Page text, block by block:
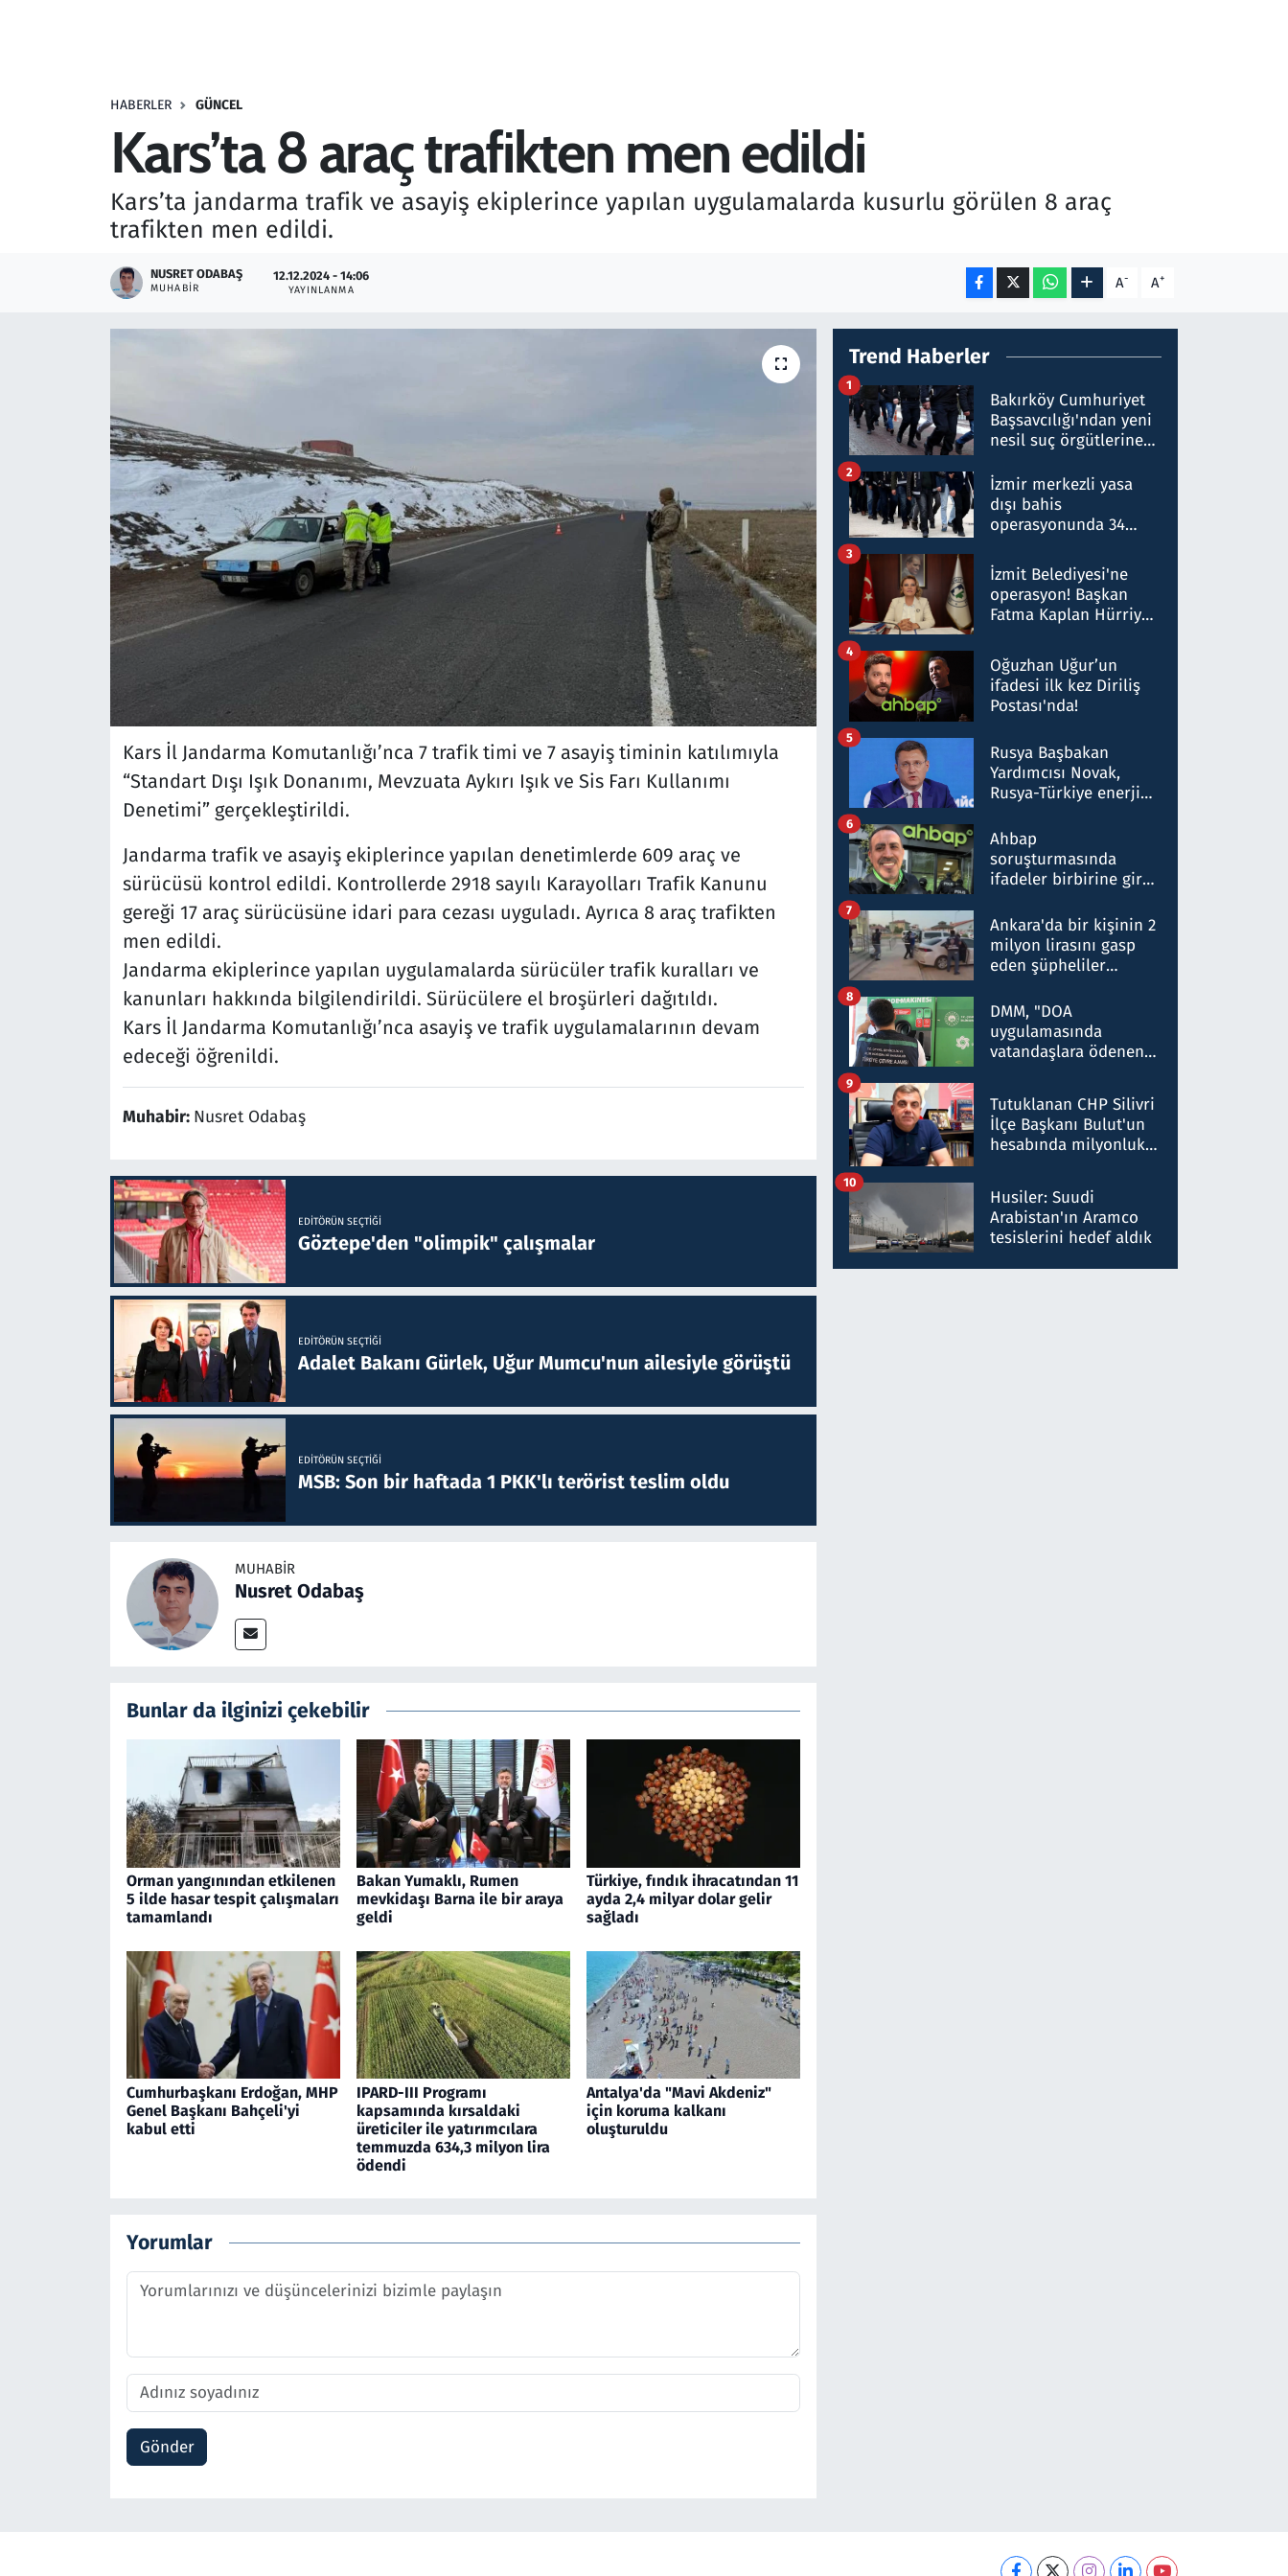
HABERLER GÜNCEL
Kars’ta 8 araç trafikten men edildi
Kars’ta jandarma trafik ve asayiş ekiplerince yapılan uygulamalarda kusurlu görülen 8 araç
trafikten men edildi.
NUSRET ODABAŞ
MUHABIR
12.12.2024 - 14:06
YAYINLANMA A- A+
Kars İl Jandarma Komutanlığı’nca 7 trafik timi ve 7 asayiş timinin katılımıyla
“Standart Dışı Işık Donanımı, Mevzuata Aykırı Işık ve Sis Farı Kullanımı
Denetimi” gerçekleştirildi.
Jandarma trafik ve asayiş ekiplerince yapılan denetimlerde 609 araç ve
sürücüsü kontrol edildi. Kontrollerde 2918 sayılı Karayolları Trafik Kanunu
gereği 17 araç sürücüsüne idari para cezası uyguladı. Ayrıca 8 araç trafikten
men edildi.
Jandarma ekiplerince yapılan uygulamalarda sürücüler trafik kuralları ve
kanunları hakkında bilgilendirildi. Sürücülere el broşürleri dağıtıldı.
Kars İl Jandarma Komutanlığı’nca asayiş ve trafik uygulamalarının devam
edeceği öğrenildi.
Muhabir: Nusret Odabaş
EDITÖRÜN SEÇTIĞI
Göztepe'den "olimpik" çalışmalar
EDITÖRÜN SEÇTIĞI
Adalet Bakanı Gürlek, Uğur Mumcu'nun ailesiyle görüştü
EDITÖRÜN SEÇTIĞI
MSB: Son bir haftada 1 PKK'lı terörist teslim oldu
MUHABIR
Nusret Odabaş
Bunlar da ilginizi çekebilir
Orman yangınından etkilenen
5 ilde hasar tespit çalışmaları
tamamlandı
Bakan Yumaklı, Rumen
mevkidaşı Barna ile bir araya
geldi
Türkiye, fındık ihracatından 11
ayda 2,4 milyar dolar gelir
sağladı
Cumhurbaşkanı Erdoğan, MHP
Genel Başkanı Bahçeli'yi
kabul etti
IPARD-III Programı
kapsamında kırsaldaki
üreticiler ile yatırımcılara
temmuzda 634,3 milyon lira
ödendi
Antalya'da "Mavi Akdeniz"
için koruma kalkanı
oluşturuldu
Yorumlar
Gönder
Trend Haberler
Bakırköy Cumhuriyet
Başsavcılığı'ndan yeni
nesil suç örgütlerine
hakkında gözaltı kararı
1
İzmir merkezli yasa
dışı bahis
operasyonunda 34
Milyar liralık para
trafiği tespit edildi
2
İzmit Belediyesi'ne
operasyon! Başkan
Fatma Kaplan Hürriyet
3
Oğuzhan Uğur’un
ifadesi ilk kez Diriliş
Postası'nda!
4
Rusya Başbakan
Yardımcısı Novak,
Rusya-Türkiye enerji
nitelikte olduğunu
belirtti
5
Ahbap
soruşturmasında
ifadeler birbirine girdi:
ifadelerinden ortaya
çıkan tablo şok etti
6
Ankara'da bir kişinin 2
milyon lirasını gasp
eden şüpheliler
7
DMM, "DOA
uygulamasında
vatandaşlara ödenen
düşürüldüğü" iddiasını
yalanladı
8
Tutuklanan CHP Silivri
İlçe Başkanı Bulut'un
hesabında milyonluk
talimat verdi, ben
gönderdim
9
Husiler: Suudi
Arabistan'ın Aramco
tesislerini hedef aldık
10
Savunma Sanayi
Seçim 2023